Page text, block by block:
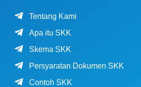
Tentang Kami
Apa itu SKK
Skema SKK
Persyaratan Dokumen SKK
Contoh SKK